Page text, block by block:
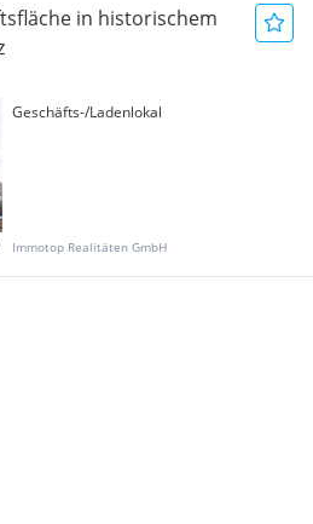
in historischem
Geschäfts-/Ladenlokal
Immotop Realitäten GmbH